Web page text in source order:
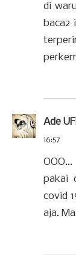
di
baca2
Ade
16:57
pakai
covid
aja.